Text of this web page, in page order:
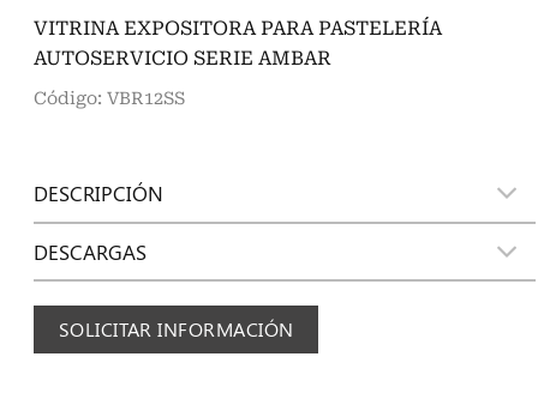
VITRINA EXPOSITORA PARA PASTELERÍA
AUTOSERVICIO SERIE AMBAR
Código: VBR12SS
DESCRIPCIÓN
DESCARGAS
SOLICITAR INFORMACIÓN